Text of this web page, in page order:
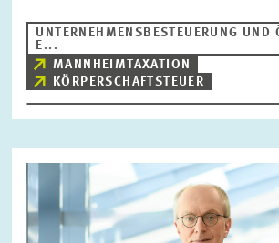
UNTERNEHMENSBESTEUERUNG UND
E...
MANNHEIMTAXATION
KÖRPERSCHAFTSTEUER
in
vergrößerter
Ansicht